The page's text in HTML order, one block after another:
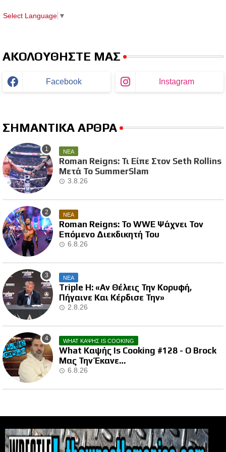
Select Language ▼
ΑΚΟΛΟΥΘΗΣΤΕ ΜΑΣ
Facebook Instagram
ΣΗΜΑΝΤΙΚΑ ΑΡΘΡΑ
ΝΕΑ
Roman Reigns: Τι Είπε Στον Seth Rollins
Μετά Το SummerSlam
3.8.26
ΝΕΑ
Roman Reigns: Το WWE Ψάχνει Τον
Επόμενο Διεκδικητή Του
6.8.26
ΝΕΑ
Triple H: «Αν Θέλεις Την Κορυφή,
Πήγαινε Και Κέρδισε Την»
2.8.26
WHAT ΚΑΨΗΣ IS COOKING
What Καψής Is Cooking #128 - Ο Brock
Μας Την Έκανε…
6.8.26